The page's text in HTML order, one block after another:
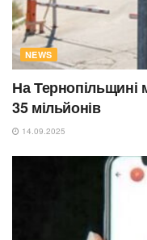
NEWS
На
35 мільйонів
14.09.2025